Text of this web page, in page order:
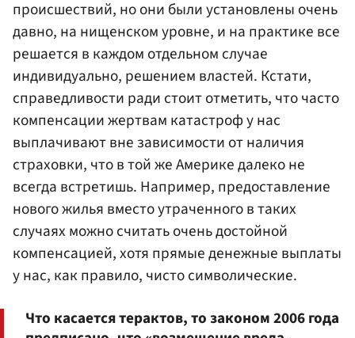
происшествий, но они были установлены очень
давно, на нищенском уровне, и на практике все
решается в каждом отдельном случае
индивидуально, решением властей. Кстати,
справедливости ради стоит отметить, что часто
компенсации жертвам катастроф у нас
выплачивают вне зависимости от наличия
страховки, что в той же Америке далеко не
всегда встретишь. Например, предоставление
нового жилья вместо утраченного в таких
случаях можно считать очень достойной
компенсацией, хотя прямые денежные выплаты
у нас, как правило, чисто символические.
Что касается терактов, то законом 2006 года